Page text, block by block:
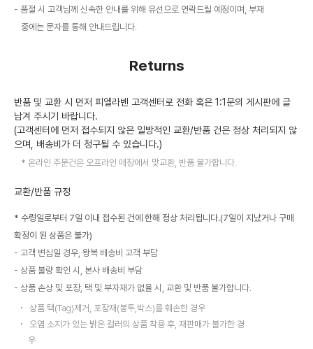
품절 시 고객님께 신속한 안내를 위해 유선으로 연락드릴 예정이며, 부재
중에는 문자를 통해 안내드립니다.
Returns
반품 및 교환 시 먼저 피엘라벤 고객센터로 전화 혹은 1:1문의 게시판에 글
남겨 주시기 바랍니다.
(고객센터에 먼저 접수되지 않은 일방적인 교환/반품 건은 정상 처리되지 않
으며, 배송비가 더 청구될 수 있습니다.)
온라인 주문건은 오프라인 매장에서 맞교환, 반품 불가합니다.
교환/반품 규정
* 수령일로부터 7일 이내 접수된 건에 한해 정상 처리됩니다.(7일이 지났거나 구매
확정이 된 상품은 불가)
고객 변심일 경우, 왕복 배송비 고객 부담
상품 불량 확인 시, 본사 배송비 부담
상품 손상 및 포장, 택 및 부자재가 없을 시, 교환 및 반품 불가합니다.
상품 택(Tag)제거, 포장재(봉투,박스)를 훼손한 경우
오염 소지가 있는 밝은 컬러의 상품 착용 후, 재판매가 불가한 경
우